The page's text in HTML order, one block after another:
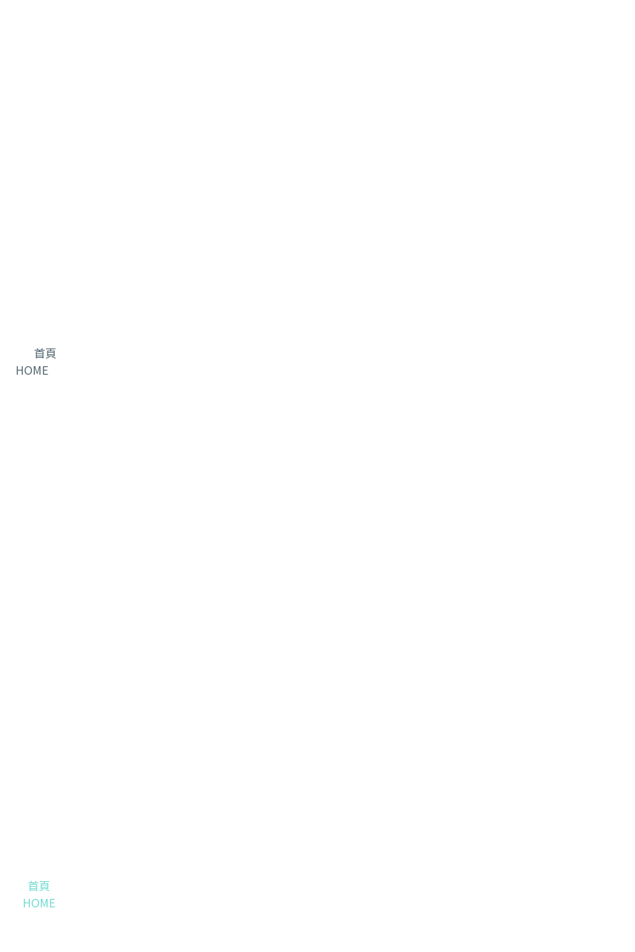
首頁
HOME
首頁
HOME